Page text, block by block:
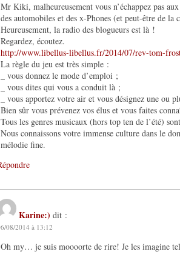
Mr Kiki, malheureusement vous n’échappez pas
des automobiles et des x-Phones (et peut-être de
Heureusement, la radio des blogueurs est là !
Regardez, écoutez.
http://www.libellus-libellus.fr/2014/07/rev-tom-
La règle du jeu est très simple :
_ vous donnez le mode d’emploi ;
_ vous dites qui vous a conduit là ;
_ vous apportez votre air et vous désignez une ou
Bien sûr vous prévenez vos élus et vous faites
Tous les genres musicaux (hors top ten de l’été)
Nous connaissons votre immense culture dans le
mélodie fine.
Karine:) dit :
08/2014 à 13:12
Oh my… je suis moooorte de rire! Je les imagine